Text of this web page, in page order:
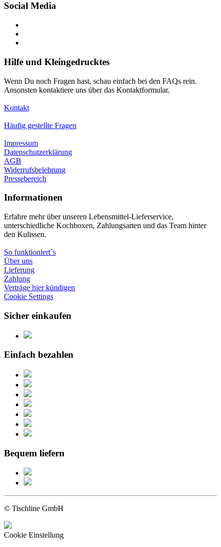
Social Media
Hilfe und Kleingedrucktes
Wenn Du noch Fragen hast, schau einfach bei den FAQs rein.
Ansonsten kontaktiere uns über das Kontaktformular.
Kontakt
Häufig gestellte Fragen
Impressum
Datenschutzerklärung
AGB
Widerrufsbelehrung
Pressebereich
Informationen
Erfahre mehr über unseren Lebensmittel-Lieferservice,
unterschiedliche Kochboxen, Zahlungsarten und das Team hinter
den Kulissen.
So funktioniert´s
Über uns
Lieferung
Zahlung
Verträge hier kündigen
Cookie Settings
Sicher einkaufen
Einfach bezahlen
Bequem liefern
© Tischline GmbH
Cookie Einstellung